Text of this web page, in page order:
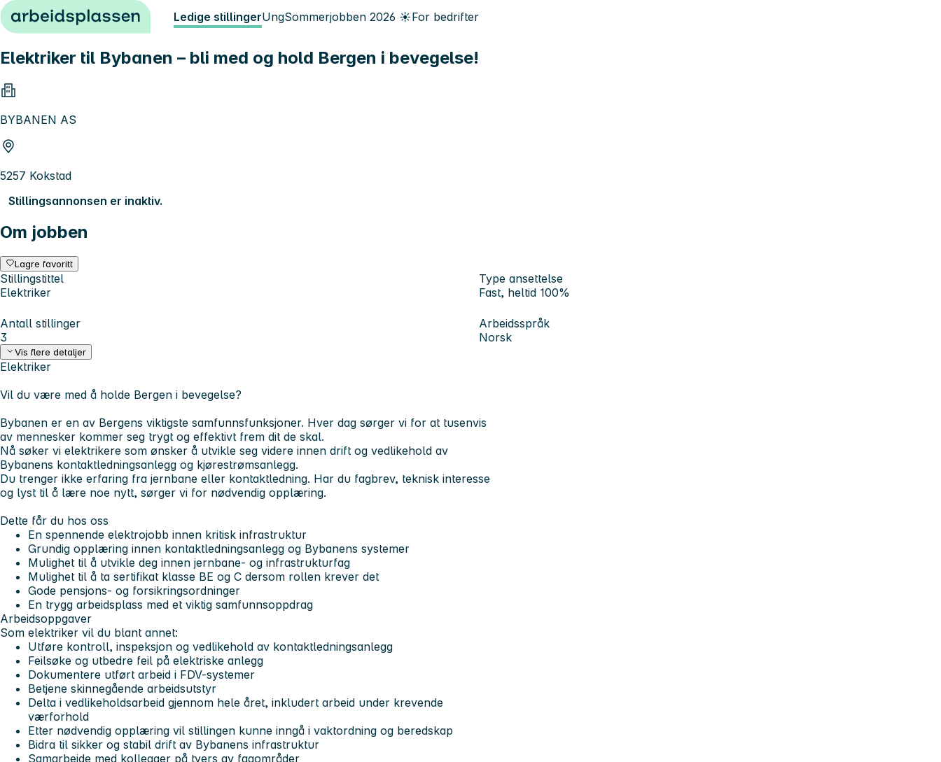
Hopp til innhold Ledige stillingerUngSommerjobben 2026 ☀️For bedrifter
Elektriker til Bybanen – bli med og hold Bergen i bevegelse!
BYBANEN AS
5257 Kokstad
Stillingsannonsen er inaktiv.
Om jobben
Lagre favoritt
Stillingstittel
Elektriker
Type ansettelse
Fast, heltid 100%
Antall stillinger
3
Arbeidsspråk
Norsk
Vis flere detaljer
Elektriker
Vil du være med å holde Bergen i bevegelse?
Bybanen er en av Bergens viktigste samfunnsfunksjoner. Hver dag sørger vi for at tusenvis
av mennesker kommer seg trygt og effektivt frem dit de skal.
Nå søker vi elektrikere som ønsker å utvikle seg videre innen drift og vedlikehold av
Bybanens kontaktledningsanlegg og kjørestrømsanlegg.
Du trenger ikke erfaring fra jernbane eller kontaktledning. Har du fagbrev, teknisk interesse
og lyst til å lære noe nytt, sørger vi for nødvendig opplæring.
Dette får du hos oss
En spennende elektrojobb innen kritisk infrastruktur
Grundig opplæring innen kontaktledningsanlegg og Bybanens systemer
Mulighet til å utvikle deg innen jernbane- og infrastrukturfag
Mulighet til å ta sertifikat klasse BE og C dersom rollen krever det
Gode pensjons- og forsikringsordninger
En trygg arbeidsplass med et viktig samfunnsoppdrag
Arbeidsoppgaver
Som elektriker vil du blant annet:
Utføre kontroll, inspeksjon og vedlikehold av kontaktledningsanlegg
Feilsøke og utbedre feil på elektriske anlegg
Dokumentere utført arbeid i FDV-systemer
Betjene skinnegående arbeidsutstyr
Delta i vedlikeholdsarbeid gjennom hele året, inkludert arbeid under krevende
værforhold
Etter nødvendig opplæring vil stillingen kunne inngå i vaktordning og beredskap
Bidra til sikker og stabil drift av Bybanens infrastruktur
Samarbeide med kollegaer på tvers av fagområder